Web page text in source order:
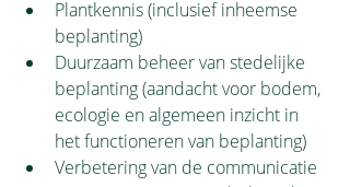
Plantkennis (inclusief inheemse
beplanting)
Duurzaam beheer van stedelijke
beplanting (aandacht voor bodem,
ecologie en algemeen inzicht in
het functioneren van beplanting)
Verbetering van de communicatie